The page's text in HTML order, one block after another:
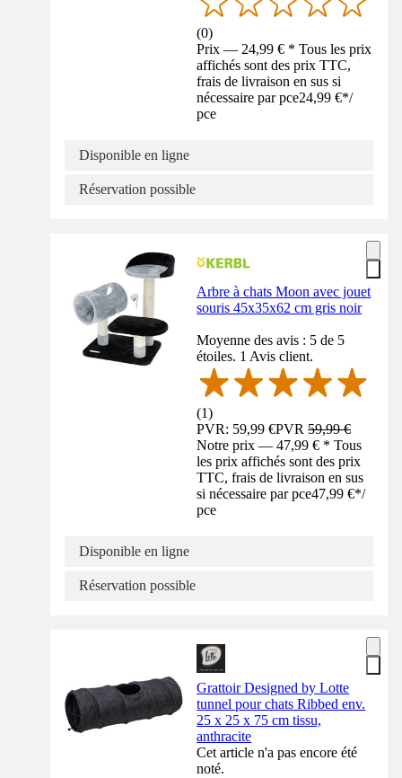
(0)
Prix — 24,99 € * Tous les prix
affichés sont des prix TTC,
frais de livraison en sus si
nécessaire par pce24,99 €*/
pce
Disponible en ligne
Réservation possible
Arbre à chats Moon avec jouet
souris 45x35x62 cm gris noir
Moyenne des avis : 5 de 5
étoiles. 1 Avis client.
(1)
PVR: 59,99 €PVR59,99 €
Notre prix — 47,99 € * Tous
les prix affichés sont des prix
TTC, frais de livraison en sus
si nécessaire par pce47,99 €*/
pce
Disponible en ligne
Réservation possible
Grattoir Designed by Lotte
tunnel pour chats Ribbed env.
25 x 25 x 75 cm tissu,
anthracite
Cet article n'a pas encore été
noté.